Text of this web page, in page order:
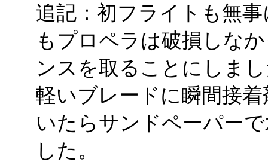
追記：初フライトも無
もプロペラは破損しな
ンスを取ることにしま
軽いブレードに瞬間接
いたらサンドペーパー
した。